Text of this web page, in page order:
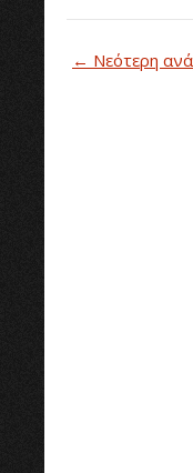
← Νεότερη